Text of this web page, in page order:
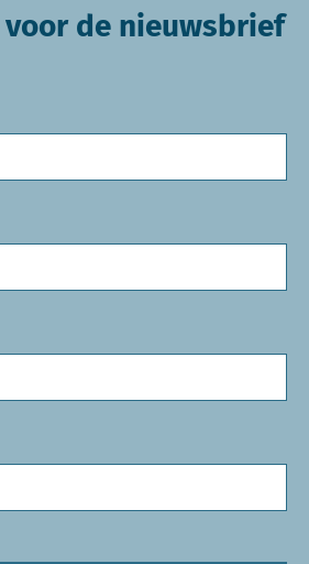
voor de nieuwsbrief